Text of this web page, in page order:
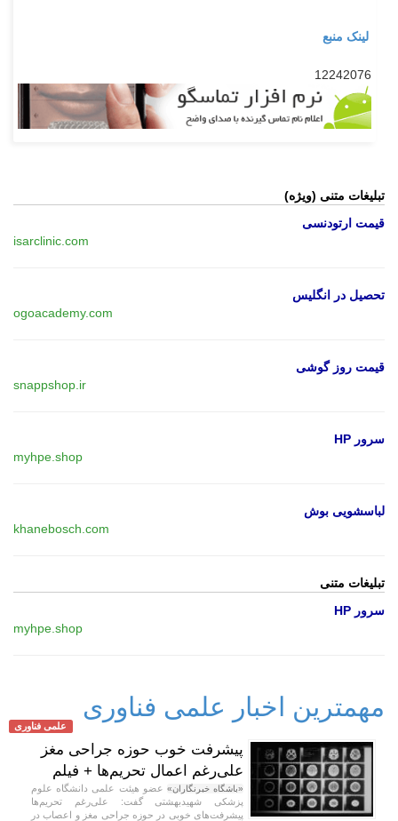
لینک منبع
12242076
تبلیغات متنی (ویژه)
قیمت ارتودنسی
isarclinic.com
تحصیل در انگلیس
ogoacademy.com
قیمت روز گوشی
snappshop.ir
سرور HP
myhpe.shop
لباسشویی بوش
khanebosch.com
تبلیغات متنی
سرور HP
myhpe.shop
مهمترین اخبار علمی فناوری
علمی فناوری
پیشرفت خوب حوزه جراحی مغز
علی‌رغم اعمال تحریم‌ها + فیلم
«باشگاه خبرنگاران» عضو هیئت علمی دانشگاه علوم
پزشکی شهیدبهشتی گفت: علی‌رغم تحریم‌ها
پیشرفت‌های خوبی در حوزه جراحی مغز و اعصاب در